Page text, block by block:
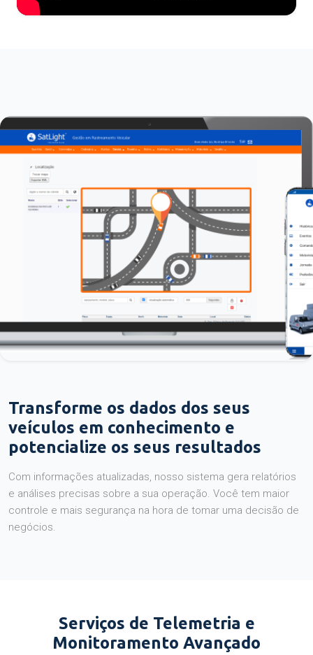
Transforme os dados dos seus
veículos em conhecimento e
potencialize os seus resultados
Com informações atualizadas, nosso sistema gera relatórios
e análises precisas sobre a sua operação. Você tem maior
controle e mais segurança na hora de tomar uma decisão de
negócios.
Serviços de Telemetria e
Monitoramento Avançado